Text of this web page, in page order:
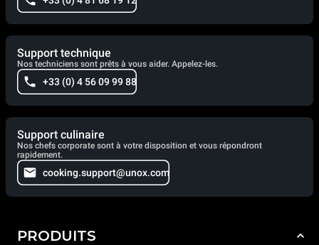
Support technique
Nos techniciens sont prêts à vous aider. Appelez-les.
+33 (0) 4 56 09 99 88
Support culinaire
Nos chefs corporate sont à votre disposition et vous répondront
rapidement.
cooking.support@unox.com
PRODUITS